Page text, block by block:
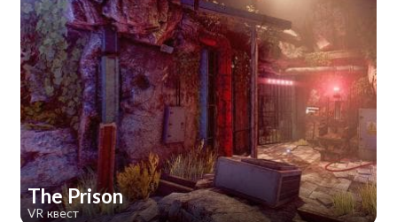
The Prison
VR квест